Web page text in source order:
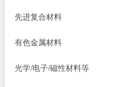
先进复合材料
有色金属材料
光学/电子/磁性材料等